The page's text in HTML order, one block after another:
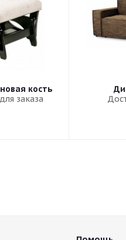
кость
заказа